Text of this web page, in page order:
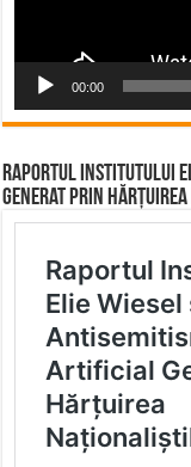
00:00
Raportul Institutului
Generat prin